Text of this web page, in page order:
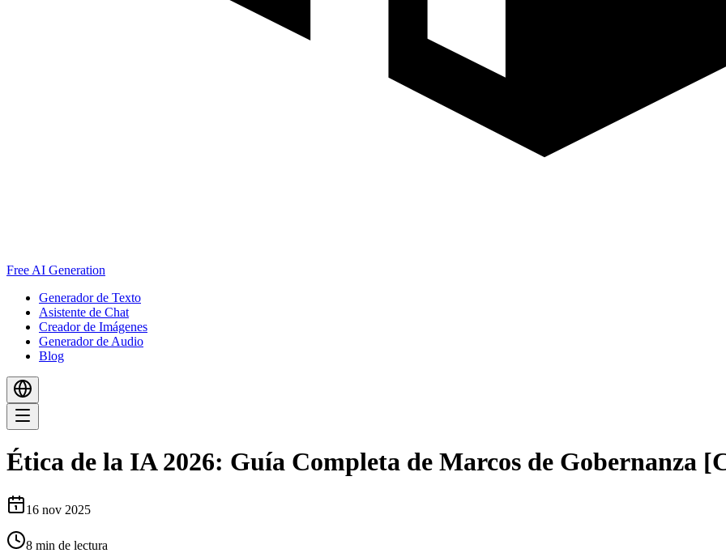
Free AI Generation
Generador de Texto
Asistente de Chat
Creador de Imágenes
Generador de Audio
Blog
Ética de la IA 2026: Guía Completa de Marcos de Gobernanza
16 nov 2025
8 min de lectura